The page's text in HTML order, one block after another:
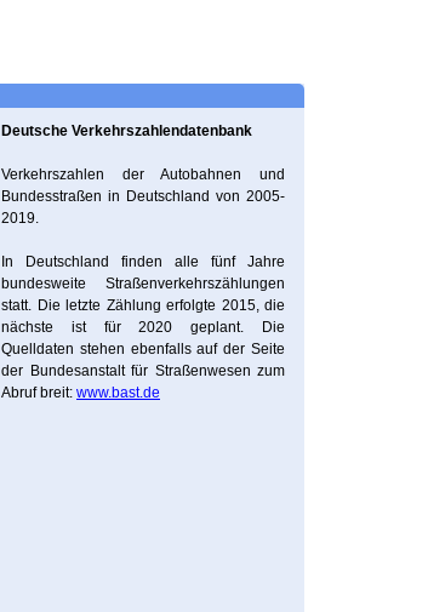
Deutsche Verkehrszahlendatenbank
Verkehrszahlen der Autobahnen und
Bundesstraßen in Deutschland von 2005-
2019.
In Deutschland finden alle fünf Jahre
bundesweite Straßenverkehrszählungen
statt. Die letzte Zählung erfolgte 2015, die
nächste ist für 2020 geplant. Die
Quelldaten stehen ebenfalls auf der Seite
der Bundesanstalt für Straßenwesen zum
Abruf breit: www.bast.de